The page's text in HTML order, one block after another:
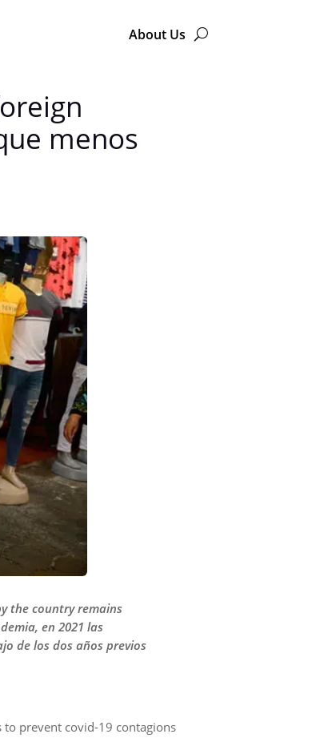
About Us
menos
the country remains
en 2021 las
de los dos años previos
prevent covid-19 contagions